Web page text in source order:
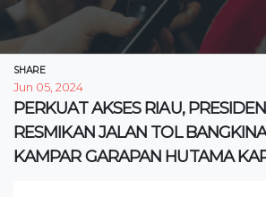
SHARE
Jun 05, 2024
PERKUAT AKSES RIAU,
RESMIKAN JALAN TOL
KAMPAR GARAPAN HUTAMA